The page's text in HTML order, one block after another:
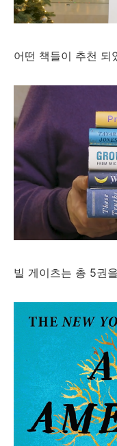
어떤 책들이 추천 되
빌 게이츠는 총 5권